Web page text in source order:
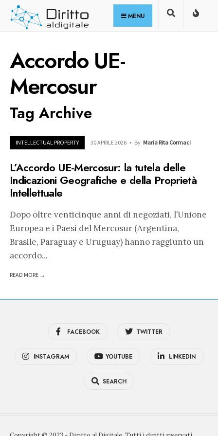
Skip
MENU
Accordo UE-
Mercosur
Tag Archive
INTELLECTUAL PROPERTY 30 APRILE 2026 • By Maria Rita Cormaci
L’Accordo UE-Mercosur: la tutela delle
Indicazioni Geografiche e della Proprietà
Intellettuale
Dopo oltre venticinque anni di negoziati, l’Unione
Europea e i Paesi del Mercosur (Argentina,
Brasile, Paraguay e Uruguay) hanno raggiunto un
accordo...
READ MORE →
FACEBOOK TWITTER
INSTAGRAM YOUTUBE LINKEDIN
SEARCH